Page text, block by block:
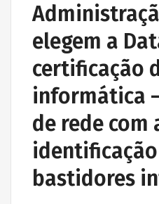
elegem a
certificação
informática
de rede com
identificação
bastidores